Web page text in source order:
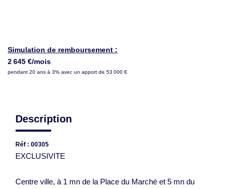
Simulation de remboursement :
2 645 €/mois
pendant 20 ans à 3% avec un apport de 53 000 €
Description
Réf : 00305
EXCLUSIVITE
Centre ville, à 1 mn de la Place du Marché et 5 mn du